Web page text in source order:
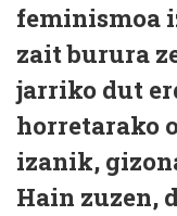
feminismoa
zait burura
jarriko dut
horretarako
izanik,
Hain zuzen,